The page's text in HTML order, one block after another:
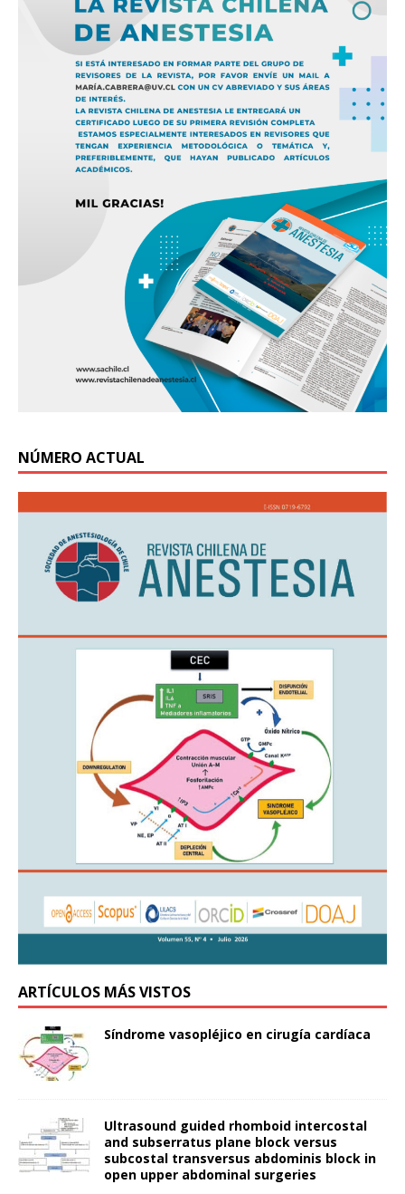
NÚMERO ACTUAL
ARTÍCULOS MÁS VISTOS
Síndrome vasopléjico en cirugía cardíaca
Ultrasound guided rhomboid intercostal
and subserratus plane block versus
subcostal transversus abdominis block in
open upper abdominal surgeries